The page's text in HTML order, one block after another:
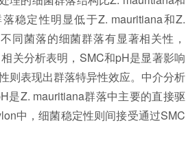
稳定性明显低于Z. mauritiana和Z.
同菌落的细菌群落有显著相关性，
关分析表明，SMC和pH是显著影响
则表现出群落特异性效应。中介分析
是Z. mauritiana群落中主要的直接驱
中，细菌稳定性则间接受通过SMC